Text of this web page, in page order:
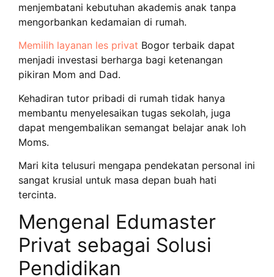
menjembatani kebutuhan akademis anak tanpa
mengorbankan kedamaian di rumah.
Memilih layanan les privat Bogor terbaik dapat
menjadi investasi berharga bagi ketenangan
pikiran Mom and Dad.
Kehadiran tutor pribadi di rumah tidak hanya
membantu menyelesaikan tugas sekolah, juga
dapat mengembalikan semangat belajar anak loh
Moms.
Mari kita telusuri mengapa pendekatan personal ini
sangat krusial untuk masa depan buah hati
tercinta.
Mengenal Edumaster
Privat sebagai Solusi
Pendidikan